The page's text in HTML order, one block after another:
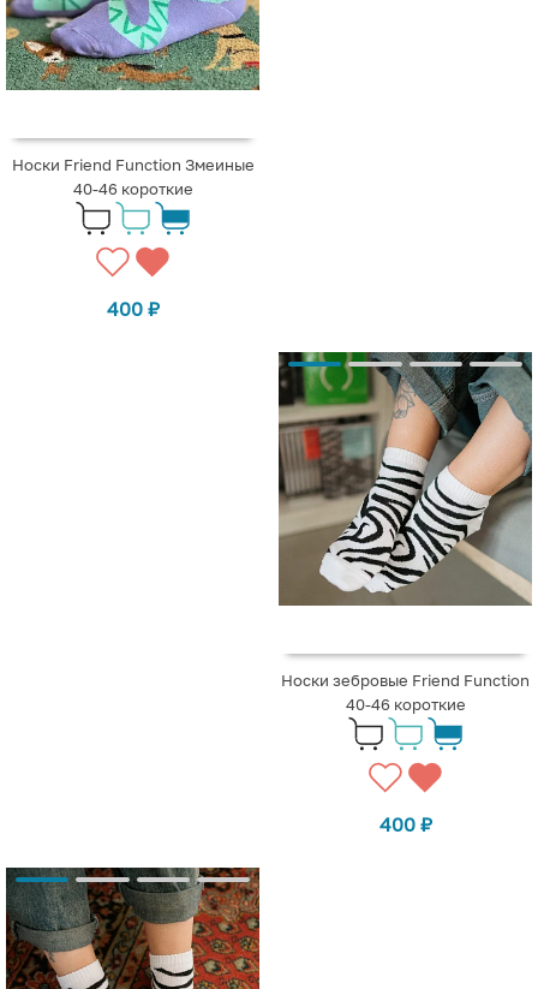
Носки Friend Function Змеиные
40-46 короткие
400 ₽
Носки зебровые Friend Function
40-46 короткие
400 ₽